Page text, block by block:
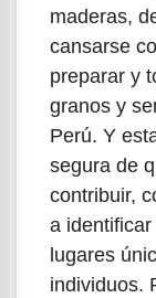
maderas,
cansarse
preparar y
granos y
Perú. Y
segura de
contribuir,
a
lugares
individuos.